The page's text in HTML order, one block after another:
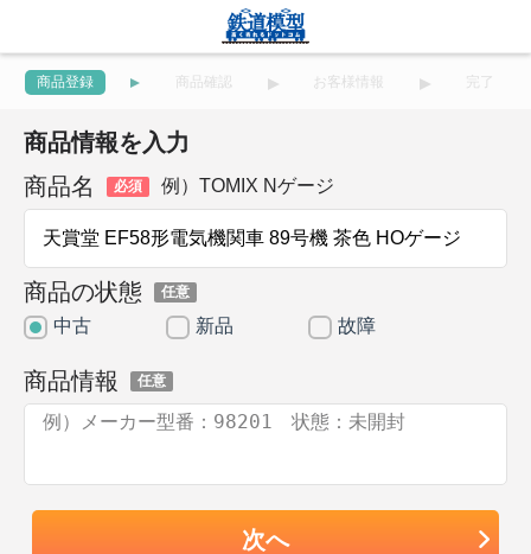
商品登録 商品確認 お客様情報 完了
商品情報を入力
商品名
必須 例）TOMIX Nゲージ
商品の状態 任意
中古 新品 故障
商品情報 任意
次へ